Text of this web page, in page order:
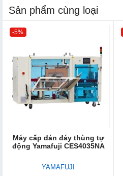
Sản phẩm cùng loại
-5%
Máy cấp dán đáy thùng tự
động Yamafuji CES4035NA
YAMAFUJI